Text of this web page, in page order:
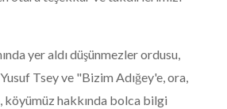
yer aldı düşünmezler ordusu,
Tsey ve "Bizim Adığey'e, ora,
köyümüz hakkında bolca bilgi